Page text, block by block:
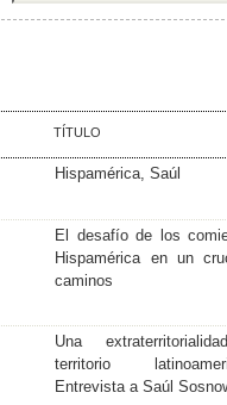
TÍTULO
Hispamérica, Saúl
El desafío de los
Hispamérica en un
caminos
Una
territorio
Entrevista a Saúl